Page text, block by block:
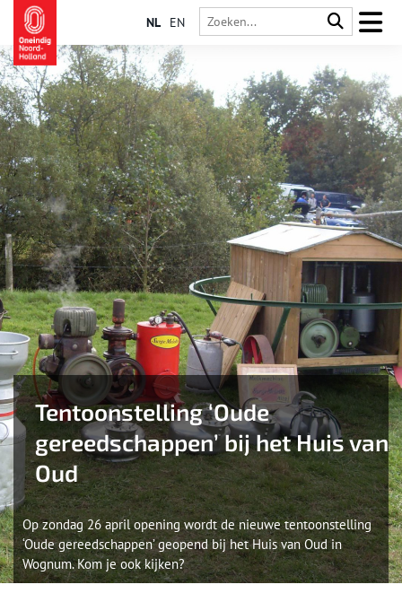
NL EN
Tentoonstelling ‘Oude
gereedschappen’ bij het Huis van
Oud
Op zondag 26 april opening wordt de nieuwe tentoonstelling
‘Oude gereedschappen’ geopend bij het Huis van Oud in
Wognum. Kom je ook kijken?